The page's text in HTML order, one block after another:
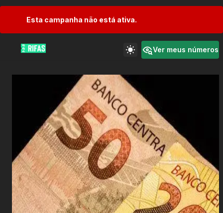
Esta campanha não está ativa.
Ver meus números